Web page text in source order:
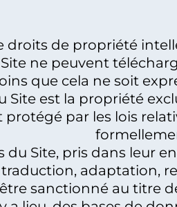
droits de propriété
ne peuvent
que cela ne soit
Site est la propriété
protégé par les lois
du Site, pris dans leur
adaptation,
sanctionné au titre